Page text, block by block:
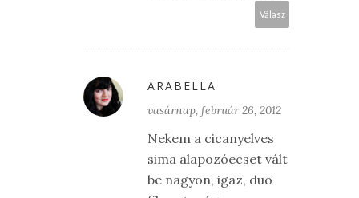
Válasz
ARABELLA
vasárnap, február 26, 2012
Nekem a cicanyelves
sima alapozóecset vált
be nagyon, igaz, duo